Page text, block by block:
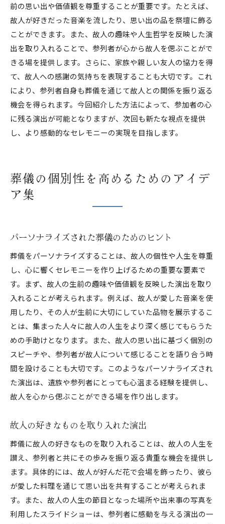
前の思い出や価値観を尊重することが重要です。たとえば、
故人が好きだった音楽を流したり、思い出の品を祭壇に飾る
ことができます。また、故人の趣味や人生哲学を反映した演
出を取り入れることで、参列者が心から故人を偲ぶことがで
きる場を提供します。さらに、家族や親しい友人の協力を得
て、故人への感謝の気持ちを表現することも大切です。これ
により、参列者自身も葬儀を通じて故人との関係を振り返る
機会を得られます。今回紹介した方法によって、参加者の心
に残る演出が可能となりますが、次回も新たな視点を提供
し、より感動的なセレモニーの実現を目指します。
葬儀の個別性を高めるためのアイデ
ア集
パーソナライズされた葬儀のためのヒント
葬儀をパーソナライズすることは、故人の個性や人生を尊重
し、心に響くセレモニーを作り上げるための重要な要素で
す。まず、故人の生前の趣味や価値観を反映した演出を取り
入れることが考えられます。例えば、故人が愛した音楽を使
用したり、その人が生前に大切にしていた品物を展示するこ
とは、集まった人々に故人の人生をより深く感じてもらうた
めの手助けとなります。また、故人の思い出に基づく個別の
スピーチや、参列者が故人について感じることを語り合う時
間を設けることも大切です。このようなパーソナライズされ
た演出は、遺族や参列者にとっても心温まる経験を提供し、
故人を心から偲ぶことができる場を作り出します。
故人の好きなものを取り入れた演出
葬儀に故人の好きなものを取り入れることは、故人の人生を
讃え、参列者と共にその歩みを振り返る貴重な機会を提供し
ます。具体的には、故人が好んだ花で会場を飾ったり、彼ら
が愛した料理を通じて思い出を共有することが考えられま
す。また、故人の人生の節目となった場所や出来事の写真を
利用したスライドショーは、参列者に感動を与える演出の一